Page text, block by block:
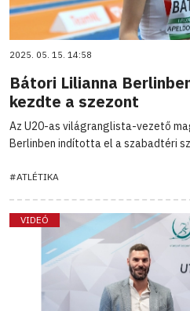
2025. 05. 15. 14:58
Bátori Lilianna
kezdte a szezont
Az U20-as világranglista-vezető
Berlinben indította el a szabadtéri
#ATLÉTIKA
VIDEÓ